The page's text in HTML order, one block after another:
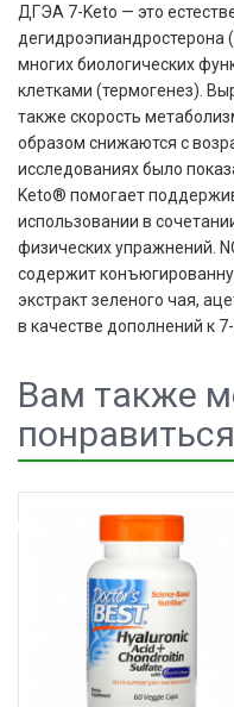
ДГЭА 7-Keto — это
многих биологических
клетками (термогенез).
также скорость
образом снижаются с
исследованиях было
Keto® помогает
использовании в
физических упражнений.
содержит
экстракт зеленого чая,
в качестве дополнений к
Вам также
понравиться
Array